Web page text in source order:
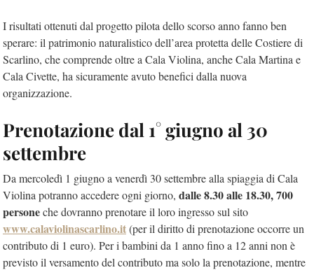
I risultati ottenuti dal progetto pilota dello scorso anno fanno ben
sperare: il patrimonio naturalistico dell’area protetta delle Costiere di
Scarlino, che comprende oltre a Cala Violina, anche Cala Martina e
Cala Civette, ha sicuramente avuto benefici dalla nuova
organizzazione.
Prenotazione dal 1° giugno al 30
settembre
Da mercoledì 1 giugno a venerdì 30 settembre alla spiaggia di Cala
Violina potranno accedere ogni giorno, dalle 8.30 alle 18.30, 700
personeche dovranno prenotare il loro ingresso sul sito
www.calaviolinascarlino.it(per il diritto di prenotazione occorre un
contributo di 1 euro). Per i bambini da 1 anno fino a 12 anni non è
previsto il versamento del contributo ma solo la prenotazione, mentre